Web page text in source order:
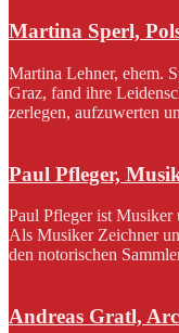
Martina Sperl,
Martina Lehner, ehem.
Graz, fand ihre
zerlegen, aufzuwerten
Paul Pfleger,
Paul Pfleger ist Musiker
Als Musiker Zeichner
den notorischen
Andreas Gratl,